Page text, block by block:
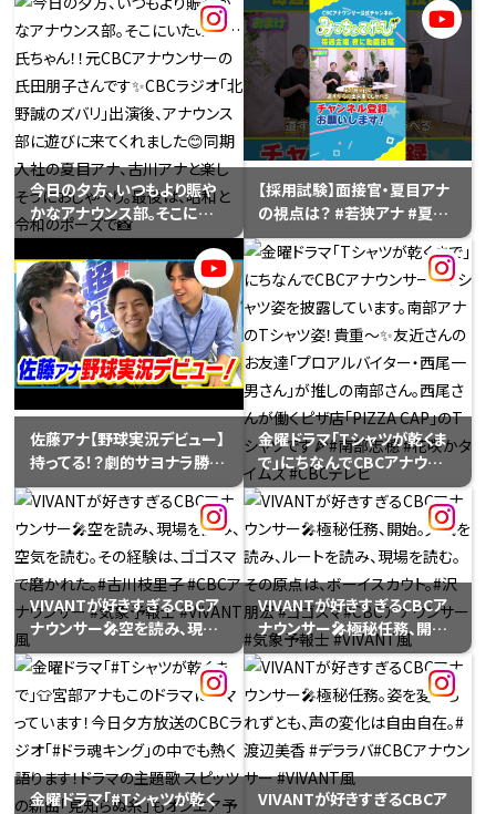
ズ
ズには熱は隠せない⚾️#宮部
和裕 #CBCテレビ #VIVANT
風 #なぜかリーゼント
今日の夕方、いつもより賑や
かなアナウンス部。そこにいた
のは…氏ちゃん！！元CBCアナ
ウンサーの氏田朋子さんです
✨CBCラジオ「北野誠のズバ
リ」出演後、アナウンス部に遊
びに来てくれました😊同期入
社の夏目アナ、古川アナと楽
しそうにおしゃべり。最後は、
【採用試験】面接官・夏目アナ
の視点は？ #若狭アナ #夏目
アナ #松本アナ #採用試験 #
カメラテスト
佐藤アナ【野球実況デビュー】
持ってる！？劇的サヨナラ勝
ち！
金曜ドラマ｢Tシャツが乾くま
で｣にちなんでCBCアナウンサ
ーのTシャツ姿を披露してい
ます。南部アナのTシャツ姿！
貴重～✨️友近さんのお友達
「プロアルバイター・西尾一男
さん」が推しの南部さん。西尾
さんが働くピザ店「PIZZA
CAP」のTシャツです🍕#南部
志穂 #花咲かタイムズ #CBC
テレビ
VIVANTが好きすぎるCBCア
ナウンサー🎤空を読み、現場
を読み、空気を読む。その経験
は、ゴゴスマで磨かれた。#古
川枝里子 #CBCアナウンサー
#気象予報士 #VIVANT風
VIVANTが好きすぎるCBCア
ナウンサー🎤極秘任務、開始。
天気を読み、ルートを読み、現
場を読む。その原点は、ボーイ
スカウト。#沢朋宏 #ゴゴスマ
#CBCアナウンサー #気象予
報士 #VIVANT風
金曜ドラマ｢#Tシャツが乾く
VIVANTが好きすぎるCBCア